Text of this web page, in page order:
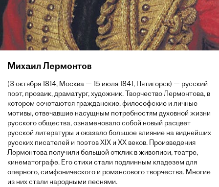
Михаил Лермонтов
(3 октября 1814, Москва — 15 июля 1841, Пятигорск) — русский
поэт, прозаик, драматург, художник. Творчество Лермонтова, в
котором сочетаются гражданские, философские и личные
мотивы, отвечавшие насущным потребностям духовной жизни
русского общества, ознаменовало собой новый расцвет
русской литературы и оказало большое влияние на виднейших
русских писателей и поэтов XIX и XX веков. Произведения
Лермонтова получили большой отклик в живописи, театре,
кинематографе. Его стихи стали подлинным кладезем для
оперного, симфонического и романсового творчества. Многие
из них стали народными песнями.